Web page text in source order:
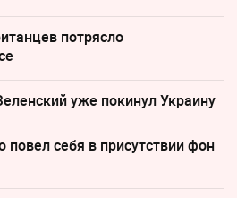
потрясло
уже покинул Украину
повел cебя в присутствии фон